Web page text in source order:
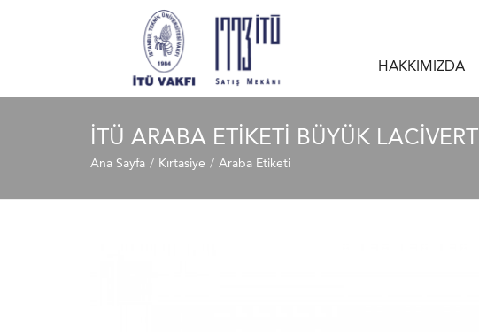
HAKKIMIZDA
İTÜ ARABA ETIKETI BÜYÜK LACIVERT
Ana Sayfa Kırtasiye Araba Etiketi